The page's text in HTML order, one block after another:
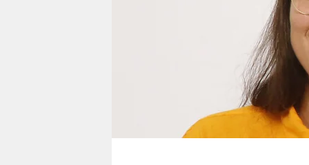
genossenschaft